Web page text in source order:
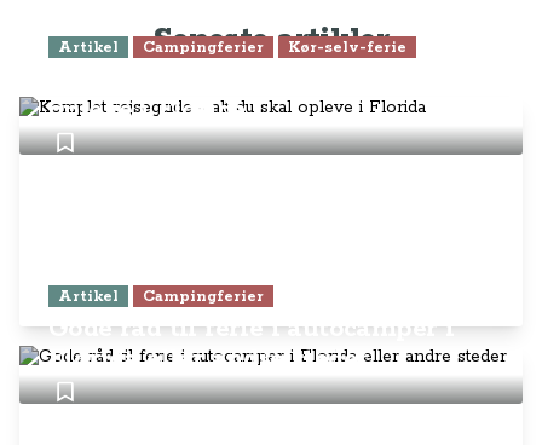
Seneste artikler
Artikel Campingferier Kør-selv-ferie
opleve i Florida
Artikel Campingferier
Gode råd til ferie i autocamper i
Florida eller andre steder